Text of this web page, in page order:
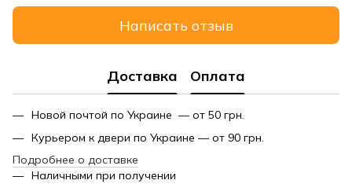
Написать отзыв
Доставка Оплата
Новой почтой по Украине — от 50 грн.
Курьером к двери по Украине — от 90 грн.
Подробнее о доставке
Наличными при получении